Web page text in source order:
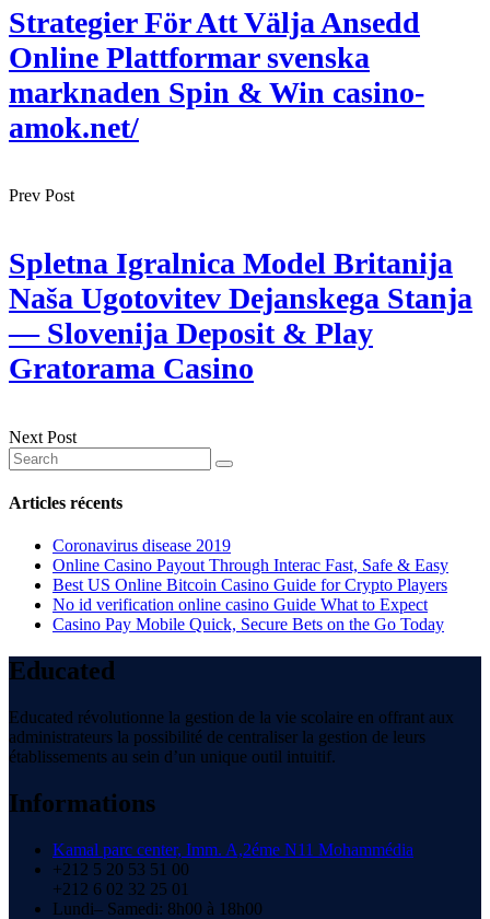
Strategier För Att Välja Ansedd
Online Plattformar svenska
marknaden Spin & Win casino-
amok.net/
Prev Post
Spletna Igralnica Model Britanija
Naša Ugotovitev Dejanskega Stanja
— Slovenija Deposit & Play
Gratorama Casino
Next Post
Articles récents
Coronavirus disease 2019
Online Casino Payout Through Interac Fast, Safe & Easy
Best US Online Bitcoin Casino Guide for Crypto Players
No id verification online casino Guide What to Expect
Casino Pay Mobile Quick, Secure Bets on the Go Today
Educated
Educated révolutionne la gestion de la vie scolaire en offrant aux
administrateurs la possibilité de centraliser la gestion de leurs
établissements au sein d’un unique outil intuitif.
Informations
Kamal parc center, Imm. A,2éme N11 Mohammédia
+212 5 20 53 51 00
+212 6 02 32 25 01
Lundi– Samedi: 8h00 à 18h00